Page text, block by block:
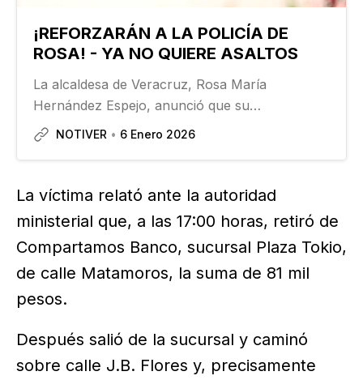
¡REFORZARÁN A LA POLICÍA DE
ROSA! - YA NO QUIERE ASALTOS
La alcaldesa de Veracruz, Rosa María
Hernández Espejo, anunció que su
administración reforzará la policía municipal
tras detectar un déficit de elementos y
Seguridad realizada…
NOTIVER 6 Enero 2026
La víctima relató ante la autoridad
ministerial que, a las 17:00 horas, retiró de
Compartamos Banco, sucursal Plaza Tokio,
de calle Matamoros, la suma de 81 mil
pesos.
Después salió de la sucursal y caminó
sobre calle J.B. Flores y, precisamente